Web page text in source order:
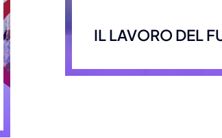
IL LAVORO DEL